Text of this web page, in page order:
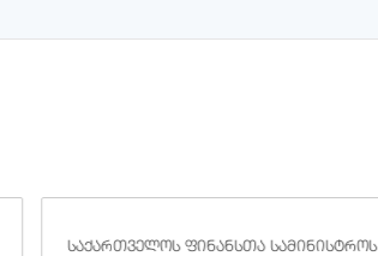
საქართველოს ფინანსთა სამინისტროს